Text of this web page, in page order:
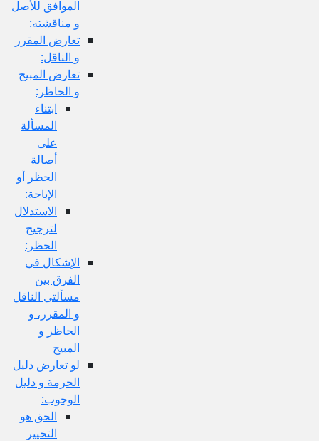
الموافق للأصل
و مناقشته:
تعارض المقرر
و الناقل:
تعارض المبيح
و الحاظر:
ابتناء
المسألة
الحظر أو
الإباحة:
الاستدلال
لترجيح
الحظر:
الإشكال في
الفرق بين
مسألتي الناقل
و المقرر، و
الحاظر و
لو تعارض دليل
الحرمة و دليل
الوجوب:
الحق هو